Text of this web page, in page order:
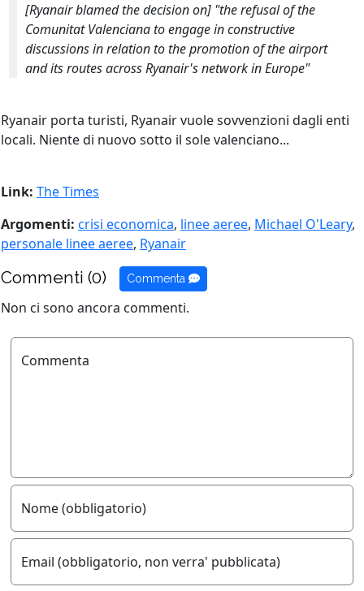
[Ryanair blamed the decision on] "the refusal of the
Comunitat Valenciana to engage in constructive
discussions in relation to the promotion of the airport
and its routes across Ryanair's network in Europe"
Ryanair porta turisti, Ryanair vuole sovvenzioni dagli enti
locali. Niente di nuovo sotto il sole valenciano...
Link: The Times
Argomenti: crisi economica, linee aeree, Michael O'Leary,
personale linee aeree, Ryanair
Commenti (0) Commenta
Non ci sono ancora commenti.
Commenta
Nome (obbligatorio)
Email (obbligatorio, non verra' pubblicata)